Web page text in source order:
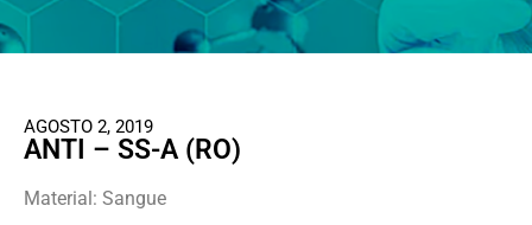
AGOSTO 2, 2019
ANTI – SS-A (RO)
Material: Sangue